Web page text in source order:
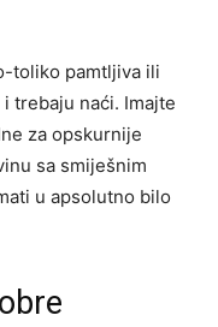
toliko pamtljiva ili
trebaju naći. Imajte
za opskurnije
sa smiješnim
u apsolutno bilo